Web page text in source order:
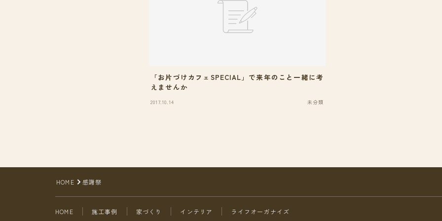
「お片づけカフェSPECIAL」で来年のこと一緒に考
えませんか
2017.10.14 未分類
HOME 感謝祭
HOME 施工事例 家づくり インテリア ライフオーガナイズ